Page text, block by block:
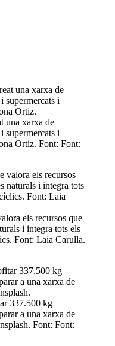
una xarxa de
supermercats i
Ortiz. Font: Font:
els recursos que
i integra tots els
Font: Laia Carulla.
337.500 kg
a una xarxa de
Font: Font: